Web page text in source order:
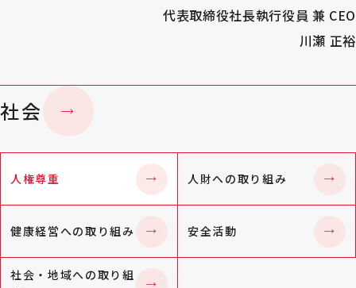
代表取締役社長執行役員 兼 CEO
川瀬 正裕
社会
人権尊重 人財への取り組み
健康経営への取り組み 安全活動
社会・地域への取り組